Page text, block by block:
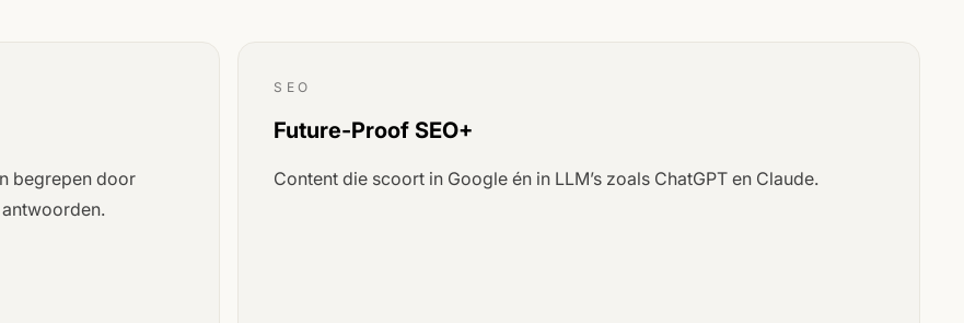
begrepen door
SEO
Future-Proof SEO+
Content die scoort in Google én in LLM’s zoals ChatGPT en Claude.